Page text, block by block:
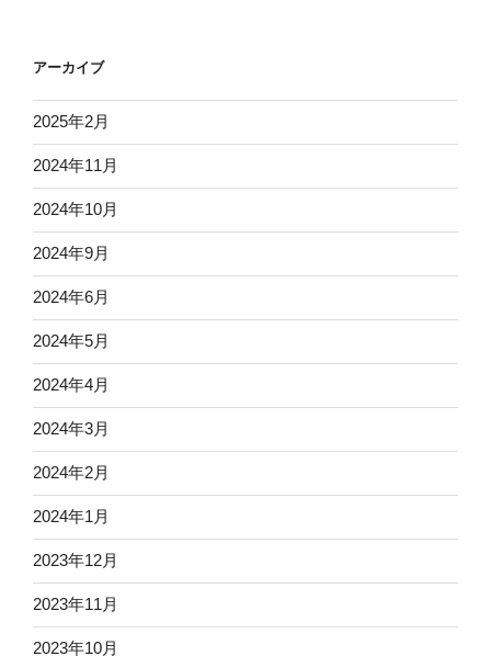
アーカイブ
2025年2月
2024年11月
2024年10月
2024年9月
2024年6月
2024年5月
2024年4月
2024年3月
2024年2月
2024年1月
2023年12月
2023年11月
2023年10月